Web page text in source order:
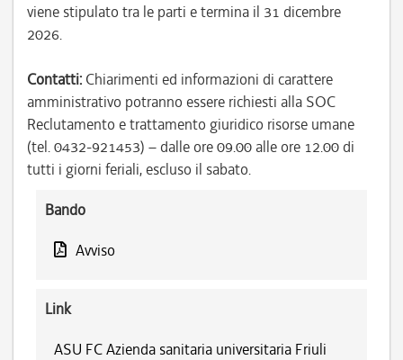
viene stipulato tra le parti e termina il 31 dicembre
2026.
Contatti: Chiarimenti ed informazioni di carattere
amministrativo potranno essere richiesti alla SOC
Reclutamento e trattamento giuridico risorse umane
(tel. 0432-921453) – dalle ore 09.00 alle ore 12.00 di
tutti i giorni feriali, escluso il sabato.
Bando
Avviso
Link
ASU FC Azienda sanitaria universitaria Friuli